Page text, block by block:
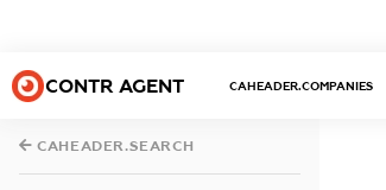
CONTR AGENT CAHEADER.COMPANIES
CAHEADER.SEARCH